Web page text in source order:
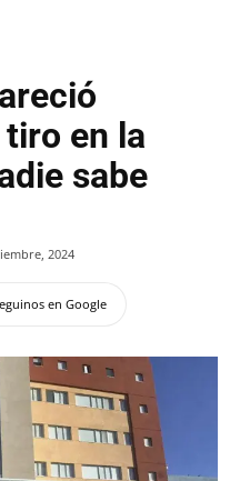
en la
sabe
2024
en Google